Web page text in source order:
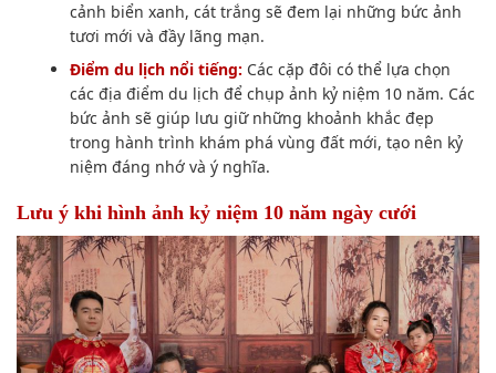
cảnh biển xanh, cát trắng sẽ đem lại những bức ảnh
tươi mới và đầy lãng mạn.
Điểm du lịch nổi tiếng: Các cặp đôi có thể lựa chọn
các địa điểm du lịch để chụp ảnh kỷ niệm 10 năm. Các
bức ảnh sẽ giúp lưu giữ những khoảnh khắc đẹp
trong hành trình khám phá vùng đất mới, tạo nên kỷ
niệm đáng nhớ và ý nghĩa.
Lưu ý khi hình ảnh kỷ niệm 10 năm ngày cưới